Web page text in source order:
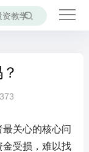
373
关心的核心问
受损，难以找